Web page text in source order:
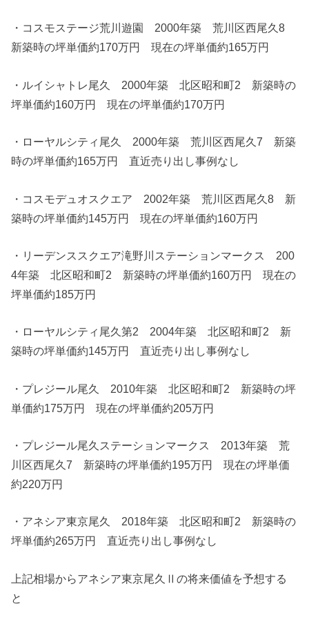
・コスモステージ荒川遊園 2000年築 荒川区西尾久8
新築時の坪単価約170万円 現在の坪単価約165万円
・ルイシャトレ尾久 2000年築 北区昭和町2 新築時の
坪単価約160万円 現在の坪単価約170万円
・ローヤルシティ尾久 2000年築 荒川区西尾久7 新築
時の坪単価約165万円 直近売り出し事例なし
・コスモデュオスクエア 2002年築 荒川区西尾久8 新
築時の坪単価約145万円 現在の坪単価約160万円
・リーデンススクエア滝野川ステーションマークス 200
4年築 北区昭和町2 新築時の坪単価約160万円 現在の
坪単価約185万円
・ローヤルシティ尾久第2 2004年築 北区昭和町2 新
築時の坪単価約145万円 直近売り出し事例なし
・プレジール尾久 2010年築 北区昭和町2 新築時の坪
単価約175万円 現在の坪単価約205万円
・プレジール尾久ステーションマークス 2013年築 荒
川区西尾久7 新築時の坪単価約195万円 現在の坪単価
約220万円
・アネシア東京尾久 2018年築 北区昭和町2 新築時の
坪単価約265万円 直近売り出し事例なし
上記相場からアネシア東京尾久Ⅱの将来価値を予想する
と